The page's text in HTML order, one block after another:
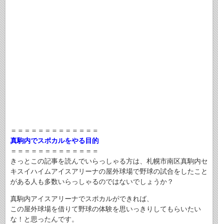
＝＝＝＝＝＝＝＝＝＝＝＝＝
真駒内でスポカルをやる目的
＝＝＝＝＝＝＝＝＝＝＝＝＝
きっとこの記事を読んでいらっしゃる方は、札幌市南区真駒内セ
キスイハイムアイスアリーナの屋外球場で野球の試合をしたこと
がある人も多数いらっしゃるのではないでしょうか？
真駒内アイスアリーナでスポカルができれば、
この屋外球場を借りて野球の体験を思いっきりしてもらいたい
な！と思ったんです。